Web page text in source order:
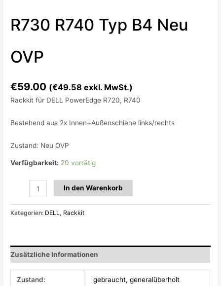
R730 R740 Typ B4 Neu
OVP
€59.00 (€49.58 exkl. MwSt.)
Rackkit für DELL PowerEdge R720, R740
Bestehend aus 2x Innen+Außenschiene links/rechts
Zustand: Neu OVP
Verfügbarkeit: 20 vorrätig
In den Warenkorb
Kategorien: DELL, Rackkit
Zusätzliche Informationen
Zustand: gebraucht, generalüberholt